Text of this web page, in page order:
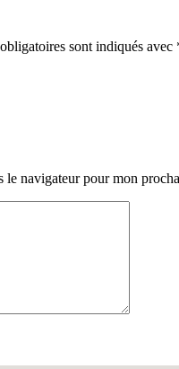
sont indiqués avec
navigateur pour mon